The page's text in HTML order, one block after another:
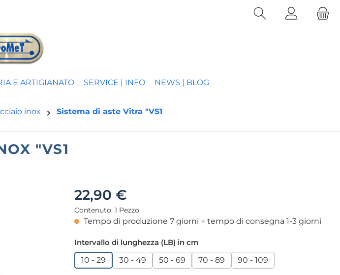
E ARTIGIANATO SERVICE | INFO NEWS | BLOG
inox Sistema di aste Vitra "VS1
"VS1
22,90 €
Contenuto: 1 Pezzo
Tempo di produzione 7 giorni + tempo di consegna 1-3 giorni
Seleziona
Intervallo di lunghezza (LB) in cm
10 - 29
30 - 49 50 - 69 70 - 89 90 - 109